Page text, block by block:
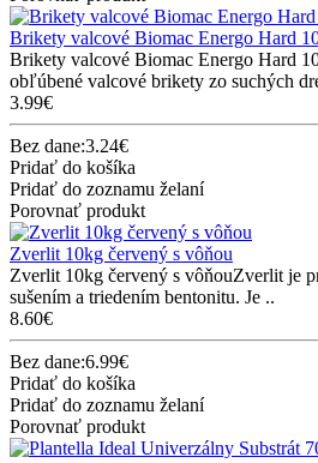
Brikety valcové Biomac Energo Hard
Brikety valcové Biomac Energo Hard
obľúbené valcové brikety zo suchých
3.99€
Bez dane:3.24€
Pridať do košíka
Pridať do zoznamu želaní
Porovnať produkt
Zverlit 10kg červený s vôňou
Zverlit 10kg červený s vôňouZverlit je
sušením a triedením bentonitu. Je ..
8.60€
Bez dane:6.99€
Pridať do košíka
Pridať do zoznamu želaní
Porovnať produkt